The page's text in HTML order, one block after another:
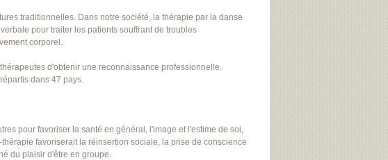
traditionnelles. Dans notre société, la thérapie par la danse
pour traiter les patients souffrant de troubles
corporel.
d'obtenir une reconnaissance professionnelle.
dans 47 pays.
pour favoriser la santé en général, l'image et l'estime de soi,
favoriserait la réinsertion sociale, la prise de conscience
du plaisir d'être en groupe.